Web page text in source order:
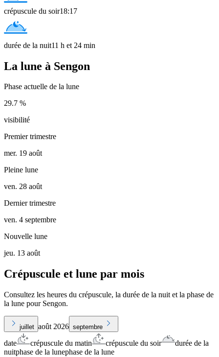
crépuscule du soir18:17
durée de la nuit11 h et 24 min
La lune à Sengon
Phase actuelle de la lune
29.7 %
visibilité
Premier trimestre
mer. 19 août
Pleine lune
ven. 28 août
Dernier trimestre
ven. 4 septembre
Nouvelle lune
jeu. 13 août
Crépuscule et lune par mois
Consultez les heures du crépuscule, la durée de la nuit et la phase de
la lune pour Sengon.
juillet août 2026 septembre
date crépuscule du matin crépuscule du soir
durée de la
nuitphase de la lunephase de la lune